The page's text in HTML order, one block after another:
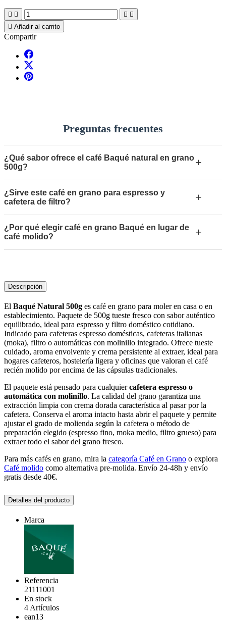
   
 Añadir al carrito
Compartir
Preguntas frecuentes
¿Qué sabor ofrece el café Baqué natural en grano
500g?
+
¿Sirve este café en grano para espresso y
cafetera de filtro?
+
¿Por qué elegir café en grano Baqué en lugar de
café molido?
+
Descripción
El Baqué Natural 500g es café en grano para moler en casa o en
establecimiento. Paquete de 500g tueste fresco con sabor auténtico
equilibrado, ideal para espresso y filtro doméstico cotidiano.
Indicado para cafeteras espresso domésticas, cafeteras italianas
(moka), filtro o automáticas con molinillo integrado. Ofrece tueste
cuidado, aroma envolvente y crema persistente al extraer, ideal para
hogares cafeteros, hostelería ligera y oficinas que valoran el café
recién molido por encima de las cápsulas tradicionales.
El paquete está pensado para cualquiercafetera espresso o
automática con molinillo. La calidad del grano garantiza una
extracción limpia con crema dorada característica al pasar por la
cafetera. Conserva el aroma intacto hasta abrir el paquete y permite
ajustar el grado de molienda según la cafetera o método de
preparación elegido (espresso fino, moka medio, filtro grueso) para
extraer todo el sabor del grano fresco.
Para más cafés en grano, mira la categoría Café en Grano o explora
Café molido como alternativa pre-molida. Envío 24-48h y envío
gratis desde 40€.
Detalles del producto
Marca
Referencia
21111001
En stock
4 Artículos
ean13